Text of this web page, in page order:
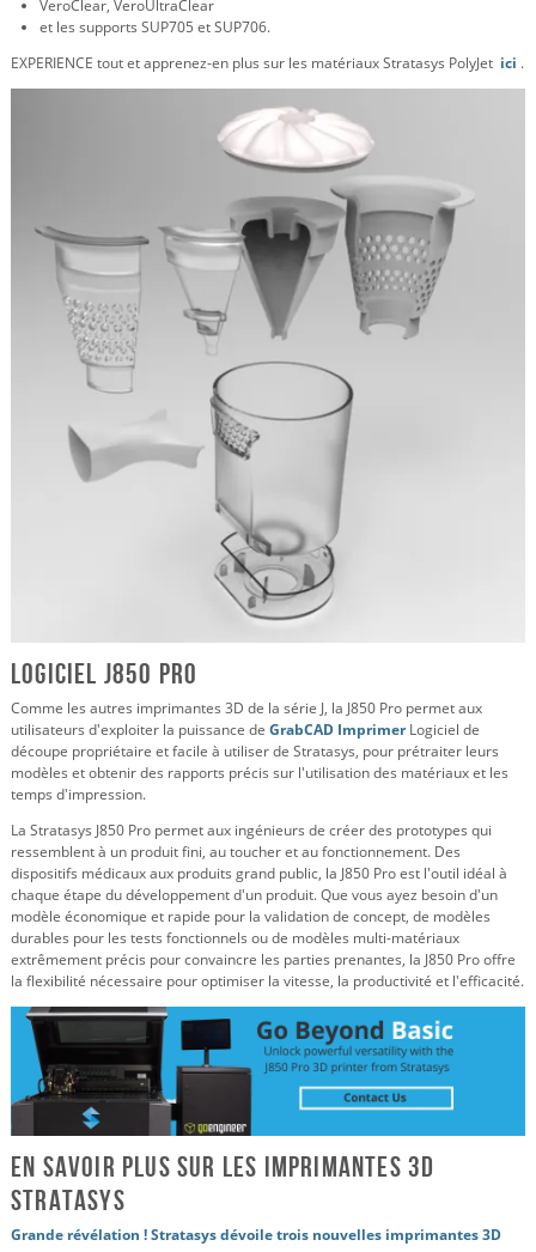
VeroClear, VeroUltraClear
et les supports SUP705 et SUP706.
EXPERIENCE tout et apprenez-en plus sur les matériaux Stratasys PolyJet ici .
Logiciel J850 Pro
Comme les autres imprimantes 3D de la série J, la J850 Pro permet aux
utilisateurs d'exploiter la puissance de GrabCAD Imprimer Logiciel de
découpe propriétaire et facile à utiliser de Stratasys, pour prétraiter leurs
modèles et obtenir des rapports précis sur l'utilisation des matériaux et les
temps d'impression.
La Stratasys J850 Pro permet aux ingénieurs de créer des prototypes qui
ressemblent à un produit fini, au toucher et au fonctionnement. Des
dispositifs médicaux aux produits grand public, la J850 Pro est l'outil idéal à
chaque étape du développement d'un produit. Que vous ayez besoin d'un
modèle économique et rapide pour la validation de concept, de modèles
durables pour les tests fonctionnels ou de modèles multi-matériaux
extrêmement précis pour convaincre les parties prenantes, la J850 Pro offre
la flexibilité nécessaire pour optimiser la vitesse, la productivité et l'efficacité.
En savoir plus sur les imprimantes 3D
Stratasys
Grande révélation ! Stratasys dévoile trois nouvelles imprimantes 3D